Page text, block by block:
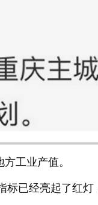
工业产值。
已经亮起了红灯